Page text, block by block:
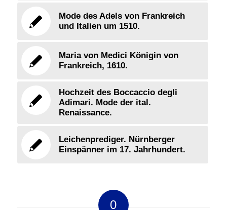
Mode des Adels von Frankreich
und Italien um 1510.
Maria von Medici Königin von
Frankreich, 1610.
Hochzeit des Boccaccio degli
Adimari. Mode der ital.
Renaissance.
Leichenprediger. Nürnberger
Einspänner im 17. Jahrhundert.
0